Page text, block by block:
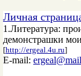
Личная
1.Литература:
демонстрашки
[http://ergeal.4u.ru]
E-mail: